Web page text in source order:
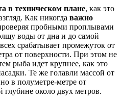
в техническом плане, как это
Как никогда важно
пробными проплывами
воды от дна и до самой
срабатывает промежуток от
от поверхности. При этом не
рыба идет крупнее, как это
Те же голавли массой от
в полуметре-метре от
около двух метров.